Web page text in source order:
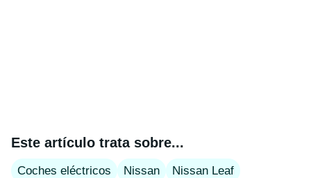
Este artículo trata sobre...
Coches eléctricos Nissan Nissan Leaf